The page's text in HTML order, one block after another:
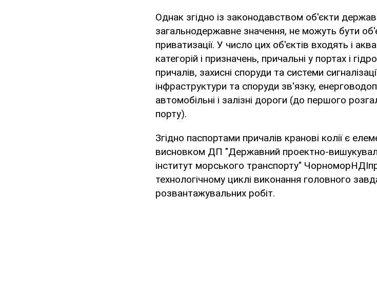
Однак згідно із законодавством об'єкти
загальнодержавне значення, не можуть бути
приватизації. У число цих об'єктів входять і
категорій і призначень, причальні у портах і
причалів, захисні споруди та системи
інфраструктури та споруди зв'язку,
автомобільні і залізні дороги (до першого
порту).
Згідно паспортами причалів кранові колії є
висновком ДП "Державний проектно-
інститут морського транспорту"
технологічному циклі виконання головного
розвантажувальних робіт.